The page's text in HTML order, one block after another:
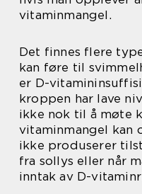
vitaminmangel.
Det finnes flere
kan føre til
er D-
kroppen har lave
ikke nok til å møte
vitaminmangel kan
ikke produserer
fra sollys eller når
inntak av D-